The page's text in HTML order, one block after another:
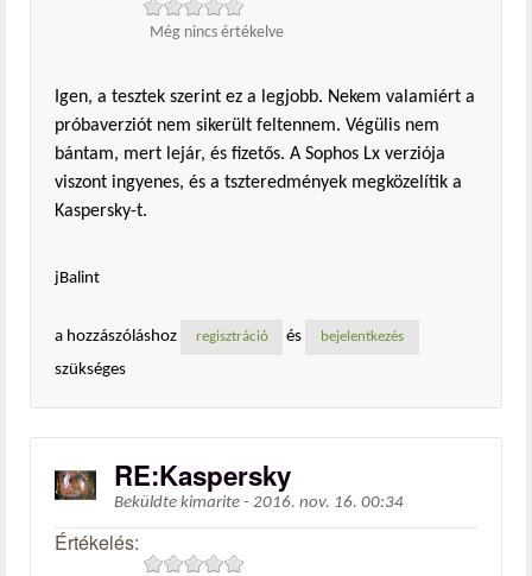
Még nincs értékelve
Igen, a tesztek szerint ez a legjobb. Nekem valamiért a
próbaverziót nem sikerült feltennem. Végülis nem
bántam, mert lejár, és fizetős. A Sophos Lx verziója
viszont ingyenes, és a tszteredmények megközelítik a
Kaspersky-t.
jBalint
a hozzászóláshoz regisztráció és bejelentkezés
szükséges
RE:Kaspersky
Beküldte kimarite - 2016. nov. 16. 00:34
Értékelés: